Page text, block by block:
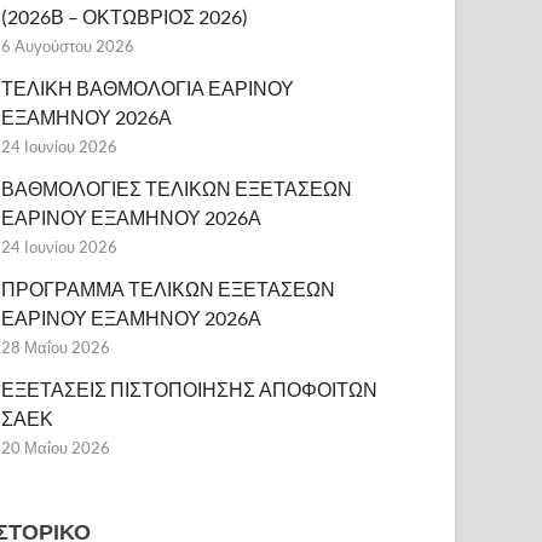
(2026Β – ΟΚΤΩΒΡΙΟΣ 2026)
6 Αυγούστου 2026
ΤΕΛΙΚΗ ΒΑΘΜΟΛΟΓΙΑ ΕΑΡΙΝΟΥ
ΕΞΑΜΗΝΟΥ 2026Α
24 Ιουνίου 2026
ΒΑΘΜΟΛΟΓΙΕΣ ΤΕΛΙΚΩΝ ΕΞΕΤΑΣΕΩΝ
ΕΑΡΙΝΟΥ ΕΞΑΜΗΝΟΥ 2026Α
24 Ιουνίου 2026
ΠΡΟΓΡΑΜΜΑ ΤΕΛΙΚΩΝ ΕΞΕΤΑΣΕΩΝ
ΕΑΡΙΝΟΥ ΕΞΑΜΗΝΟΥ 2026Α
28 Μαΐου 2026
ΕΞΕΤΑΣΕΙΣ ΠΙΣΤΟΠΟΙΗΣΗΣ ΑΠΟΦΟΙΤΩΝ
ΣΑΕΚ
20 Μαΐου 2026